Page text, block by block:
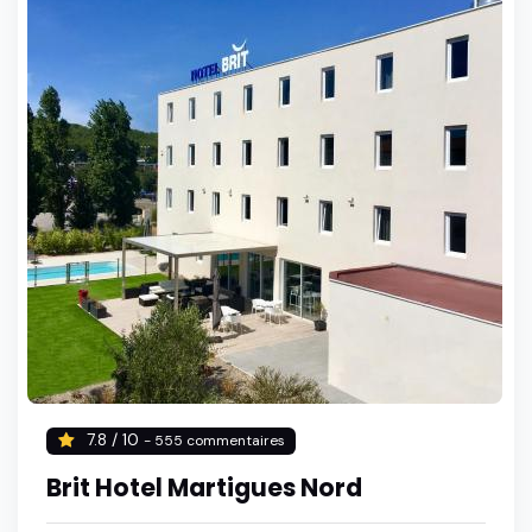
7.8 / 10 - 555 commentaires
Brit Hotel Martigues Nord